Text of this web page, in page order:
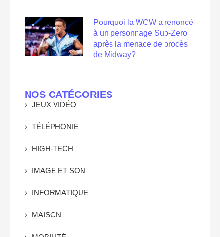
Pourquoi la WCW a renoncé
à un personnage Sub-Zero
après la menace de procès
de Midway?
NOS CATÉGORIES
JEUX VIDÉO
TÉLÉPHONIE
HIGH-TECH
IMAGE ET SON
INFORMATIQUE
MAISON